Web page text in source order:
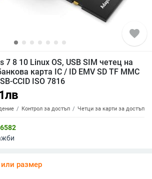
favorite
7 8 10 Linux OS, USB SIM четец на
карта IC / ID EMV SD TF MMC
CCID ISO 7816
лв
Контрол за достъп Четци за карти за достъп
размер